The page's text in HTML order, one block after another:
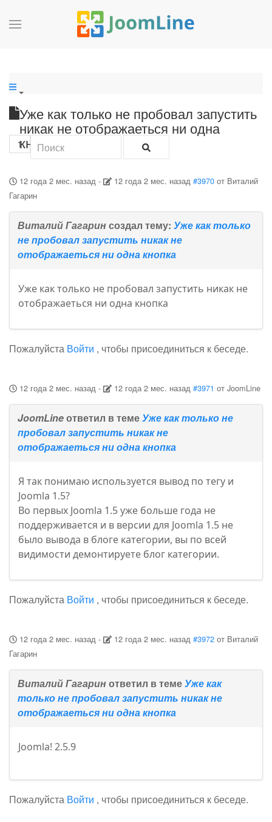
Уже как только не пробовал запустить
никак не отображаеться ни одна
кнопка
1
12 года 2 мес. назад- 12 года 2 мес. назад #3970 от Виталий
Гагарин
Виталий Гагаринсоздал тему: Уже как только
не пробовал запустить никак не
отображаеться ни одна кнопка
Уже как только не пробовал запустить никак не
отображаеться ни одна кнопка
Пожалуйста Войти , чтобы присоединиться к беседе.
12 года 2 мес. назад- 12 года 2 мес. назад #3971 отJoomLine
JoomLineответил в темеУже как только не
пробовал запустить никак не
отображаеться ни одна кнопка
Я так понимаю используется вывод по тегу и
Joomla 1.5?
Во первых Joomla 1.5 уже больше года не
поддерживается и в версии для Joomla 1.5 не
было вывода в блоге категории, вы по всей
видимости демонтируете блог категории.
Пожалуйста Войти , чтобы присоединиться к беседе.
12 года 2 мес. назад- 12 года 2 мес. назад #3972 от Виталий
Гагарин
Виталий Гагаринответил в темеУже как
только не пробовал запустить никак не
отображаеться ни одна кнопка
Joomla! 2.5.9
Пожалуйста Войти , чтобы присоединиться к беседе.